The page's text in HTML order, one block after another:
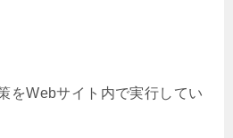
をWebサイト内で実行してい